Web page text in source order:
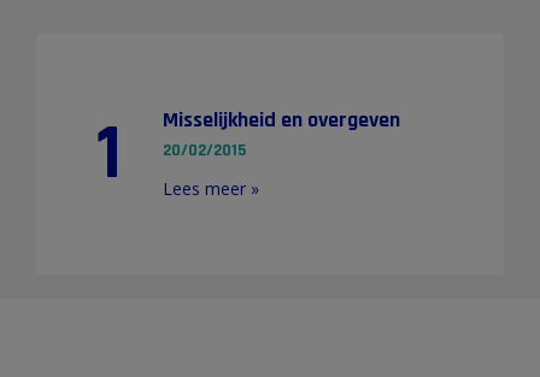
1 Misselijkheid en overgeven
20/02/2015
Lees meer »